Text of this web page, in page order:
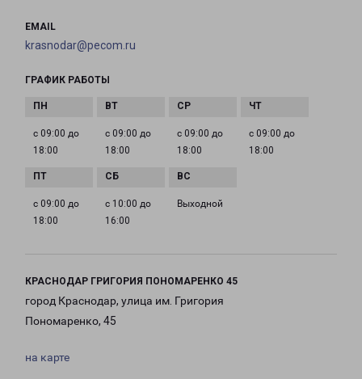
EMAIL
krasnodar@pecom.ru
ГРАФИК РАБОТЫ
с 09:00 до
18:00
с 09:00 до
18:00
с 09:00 до
18:00
с 09:00 до
18:00
с 09:00 до
18:00
с 10:00 до
16:00
Выходной
КРАСНОДАР ГРИГОРИЯ ПОНОМАРЕНКО 45
город Краснодар, улица им. Григория
Пономаренко, 45
на карте